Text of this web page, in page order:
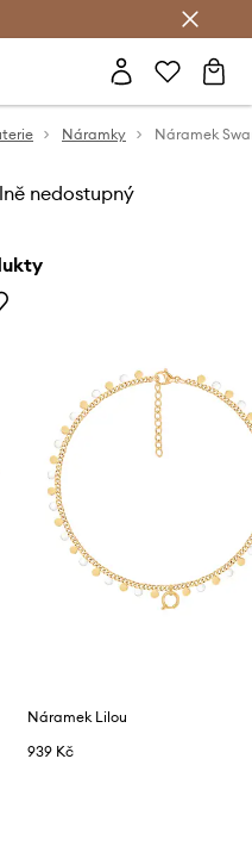
Náramky Náramek
nedostupný
Náramek Lilou
939 Kč